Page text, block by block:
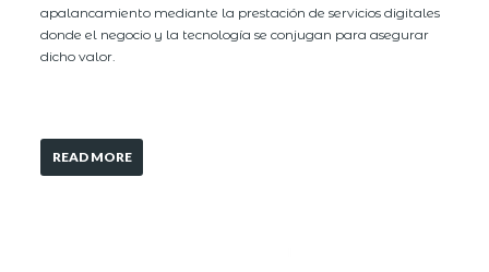
apalancamiento mediante la prestación de servicios digitales
donde el negocio y la tecnología se conjugan para asegurar
dicho valor.
READ MORE